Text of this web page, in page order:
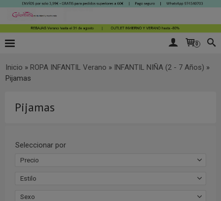
0
Inicio » ROPA INFANTIL Verano » INFANTIL NIÑA (2 - 7 Años) »
Pijamas
Pijamas
Seleccionar por
Precio
Estilo
Sexo